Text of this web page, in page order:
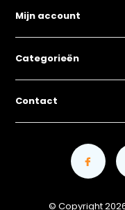
Mijn account
Categorieën
Contact
© Copyright